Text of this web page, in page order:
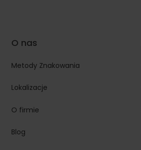
O nas
Metody Znakowania
Lokalizacje
O firmie
Blog